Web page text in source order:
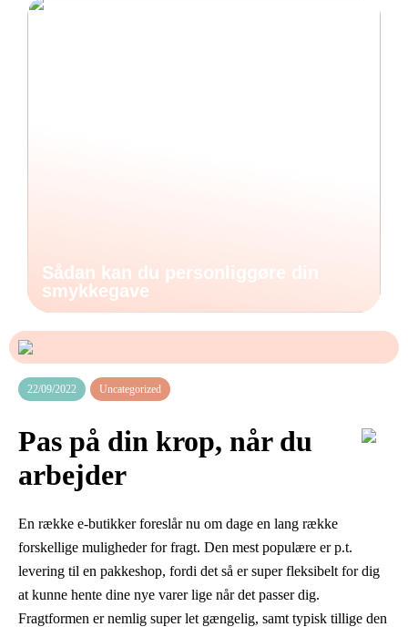
Sådan kan du personliggøre din
smykkegave
22/09/2022 Uncategorized
Pas på din krop, når du
arbejder
En række e-butikker foreslår nu om dage en lang række
forskellige muligheder for fragt. Den mest populære er p.t.
levering til en pakkeshop, fordi det så er super fleksibelt for dig
at kunne hente dine nye varer lige når det passer dig.
Fragtformen er nemlig super let gængelig, samt typisk tillige den